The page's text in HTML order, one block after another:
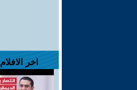
اخر الافلام